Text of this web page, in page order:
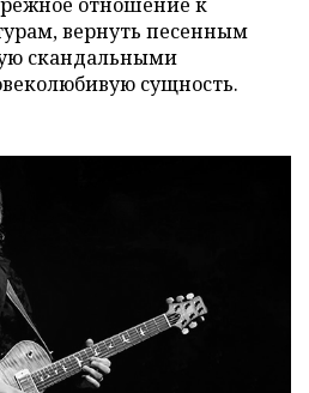
вернуть песенным
скандальными
сущность.